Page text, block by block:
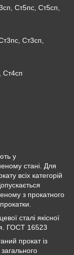
Ст5пс, Ст5сп,
Ст3сп,
Ст4сп
у
стані. Для
всіх категорій
з прокатного
сталі якісної
ГОСТ 16523
прокат із
загального